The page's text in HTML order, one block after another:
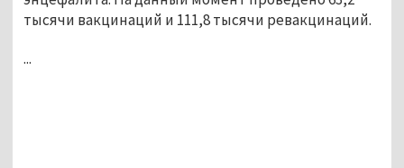
тысячи вакцинаций и 111,8 тысячи ревакцинаций.
...